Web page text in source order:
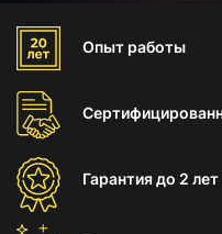
Опыт работы
Гарантиядо 2 лет